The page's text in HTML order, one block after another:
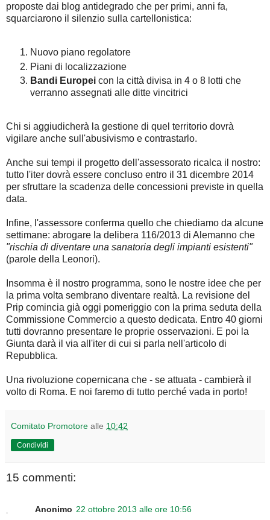
proposte dai blog antidegrado che per primi, anni fa,
squarciarono il silenzio sulla cartellonistica:
Nuovo piano regolatore
Piani di localizzazione
Bandi Europei con la città divisa in 4 o 8 lotti che
verranno assegnati alle ditte vincitrici
Chi si aggiudicherà la gestione di quel territorio dovrà
vigilare anche sull'abusivismo e contrastarlo.
Anche sui tempi il progetto dell'assessorato ricalca il nostro:
tutto l'iter dovrà essere concluso entro il 31 dicembre 2014
per sfruttare la scadenza delle concessioni previste in quella
data.
Infine, l'assessore conferma quello che chiediamo da alcune
settimane: abrogare la delibera 116/2013 di Alemanno che
"rischia di diventare una sanatoria degli impianti esistenti"
(parole della Leonori).
Insomma è il nostro programma, sono le nostre idee che per
la prima volta sembrano diventare realtà. La revisione del
Prip comincia già oggi pomeriggio con la prima seduta della
Commissione Commercio a questo dedicata. Entro 40 giorni
tutti dovranno presentare le proprie osservazioni. E poi la
Giunta darà il via all'iter di cui si parla nell'articolo di
Repubblica.
Una rivoluzione copernicana che - se attuata - cambierà il
volto di Roma. E noi faremo di tutto perché vada in porto!
Comitato Promotore alle 10:42
Condividi
15 commenti:
Anonimo 22 ottobre 2013 alle ore 10:56